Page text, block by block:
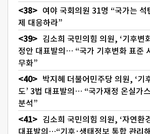
여야 국회의원 31명 “국가는 석
제 대응하라”
김소희 국민의힘 의원, ‘기후변
정안 대표발의… “국가 기후변화 표준
무화”
박지혜 더불어민주당 의원, ‘기
도’ 3법 대표발의… “국가재정 온실가
분석”
김소희 국민의힘 의원, ‘자연환
대표발의…“기후·생태정보 통합 관리